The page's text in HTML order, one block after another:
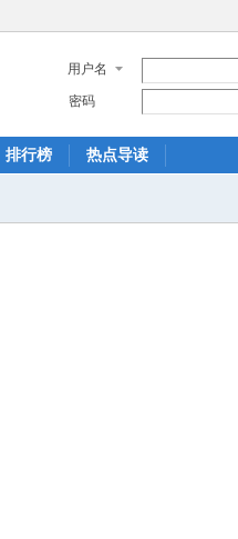
用户名
密码
排行榜 热点导读